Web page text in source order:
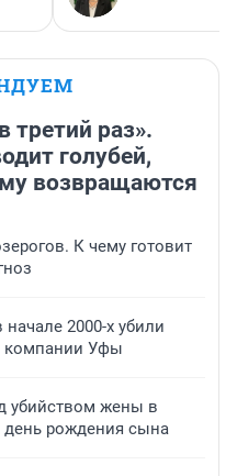
третий раз».
голубей,
возвращаются
К чему готовит
2000-х убили
компании Уфы
убийством жены в
день рождения сына